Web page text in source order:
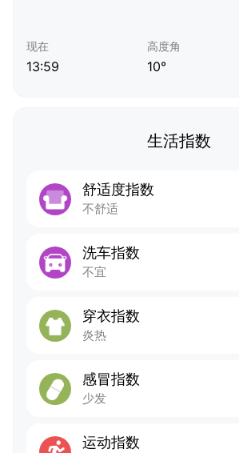
现在
13:59
高度角
10°
生活指数
舒适度指数
不舒适
洗车指数
不宜
穿衣指数
炎热
感冒指数
少发
运动指数